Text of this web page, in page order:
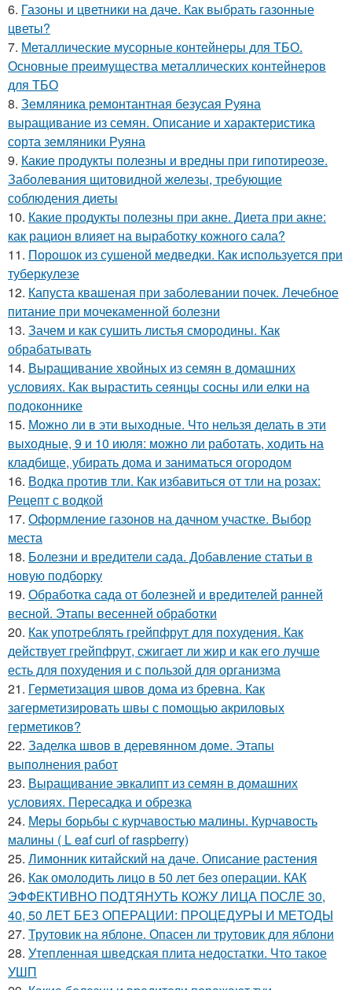
6. Газоны и цветники на даче. Как выбрать газонные
цветы?
7. Металлические мусорные контейнеры для ТБО.
Основные преимущества металлических контейнеров
для ТБО
8. Земляника ремонтантная безусая Руяна
выращивание из семян. Описание и характеристика
сорта земляники Руяна
9. Какие продукты полезны и вредны при гипотиреозе.
Заболевания щитовидной железы, требующие
соблюдения диеты
10. Какие продукты полезны при акне. Диета при акне:
как рацион влияет на выработку кожного сала?
11. Порошок из сушеной медведки. Как используется при
туберкулезе
12. Капуста квашеная при заболевании почек. Лечебное
питание при мочекаменной болезни
13. Зачем и как сушить листья смородины. Как
обрабатывать
14. Выращивание хвойных из семян в домашних
условиях. Как вырастить сеянцы сосны или елки на
подоконнике
15. Можно ли в эти выходные. Что нельзя делать в эти
выходные, 9 и 10 июля: можно ли работать, ходить на
кладбище, убирать дома и заниматься огородом
16. Водка против тли. Как избавиться от тли на розах:
Рецепт с водкой
17. Оформление газонов на дачном участке. Выбор
места
18. Болезни и вредители сада. Добавление статьи в
новую подборку
19. Обработка сада от болезней и вредителей ранней
весной. Этапы весенней обработки
20. Как употреблять грейпфрут для похудения. Как
действует грейпфрут, сжигает ли жир и как его лучше
есть для похудения и с пользой для организма
21. Герметизация швов дома из бревна. Как
загерметизировать швы с помощью акриловых
герметиков?
22. Заделка швов в деревянном доме. Этапы
выполнения работ
23. Выращивание эвкалипт из семян в домашних
условиях. Пересадка и обрезка
24. Меры борьбы с курчавостью малины. Курчавость
малины ( L eaf curl of raspberry)
25. Лимонник китайский на даче. Описание растения
26. Как омолодить лицо в 50 лет без операции. КАК
ЭФФЕКТИВНО ПОДТЯНУТЬ КОЖУ ЛИЦА ПОСЛЕ 30,
40, 50 ЛЕТ БЕЗ ОПЕРАЦИИ: ПРОЦЕДУРЫ И МЕТОДЫ
27. Трутовик на яблоне. Опасен ли трутовик для яблони
28. Утепленная шведская плита недостатки. Что такое
УШП